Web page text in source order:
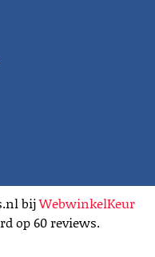
bijWebwinkelKeur
op 60 reviews.